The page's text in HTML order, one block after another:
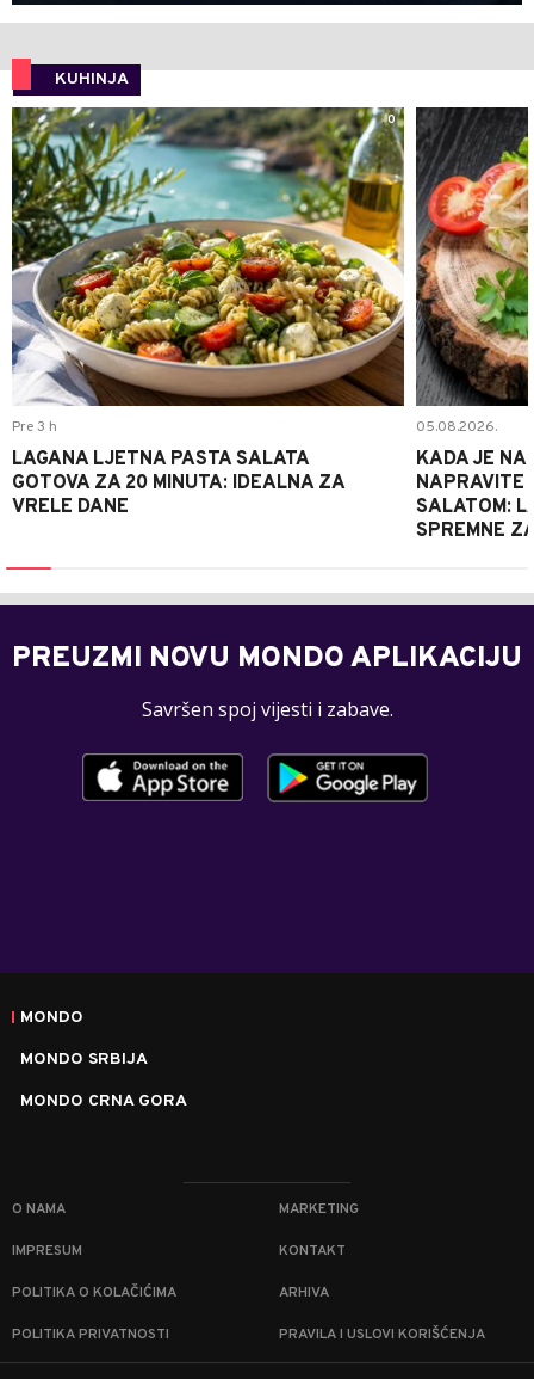
KUHINJA
0
Pre 3 h
LAGANA LJETNA PASTA SALATA
GOTOVA ZA 20 MINUTA: IDEALNA ZA
VRELE DANE
05.08.2026.
KADA JE
NAPRAVITE
SALATOM:
SPREMNE
PREUZMI NOVU MONDO APLIKACIJU
Savršen spoj vijesti i zabave.
MONDO
MONDO SRBIJA
MONDO CRNA GORA
O NAMA MARKETING
IMPRESUM KONTAKT
POLITIKA O KOLAČIĆIMA ARHIVA
POLITIKA PRIVATNOSTI PRAVILA I USLOVI KORIŠĆENJA